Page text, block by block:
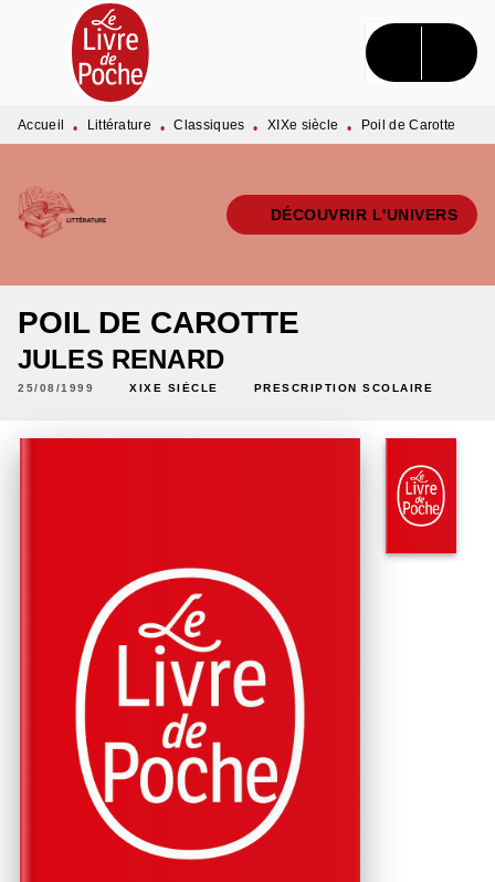
MENU RECHERCHE CONTENU
PIED DE PAGE
Accueil • Littérature • Classiques • XIXe siècle • Poil de Carotte
DÉCOUVRIR L'UNIVERS
POIL DE CAROTTE
JULES RENARD
25/08/1999 XIXE SIÈCLE PRESCRIPTION SCOLAIRE